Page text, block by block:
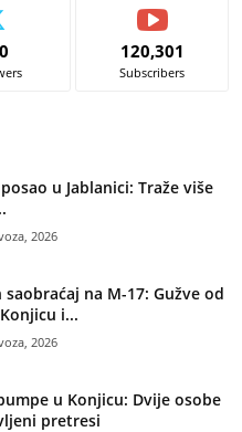
120,301
Subscribers
u Jablanici: Traže više
2026
na M-17: Gužve od
i...
2026
u Konjicu: Dvije osobe
pretresi